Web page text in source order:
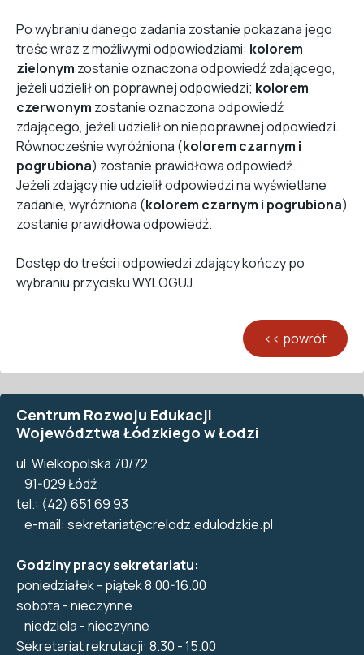
Po wybraniu danego zadania zostanie pokazana jego
treść wraz z możliwymi odpowiedziami: kolorem
zielonym zostanie oznaczona odpowiedź zdającego,
jeżeli udzielił on poprawnej odpowiedzi; kolorem
czerwonym zostanie oznaczona odpowiedź
zdającego, jeżeli udzielił on niepoprawnej odpowiedzi.
Równocześnie wyróżniona (kolorem czarnym i
pogrubiona) zostanie prawidłowa odpowiedź.
Jeżeli zdający nie udzielił odpowiedzi na wyświetlane
zadanie, wyróżniona (kolorem czarnym i pogrubiona)
zostanie prawidłowa odpowiedź.
Dostęp do treści i odpowiedzi zdający kończy po
wybraniu przycisku WYLOGUJ.
Centrum Rozwoju Edukacji
Województwa Łódzkiego w Łodzi
ul. Wielkopolska 70/72
91-029 Łódź
tel.: (42) 651 69 93
e-mail: sekretariat@crelodz.edulodzkie.pl
Godziny pracy sekretariatu:
poniedziałek - piątek 8.00-16.00
sobota - nieczynne
niedziela - nieczynne
Sekretariat rekrutacji: 8.30 - 15.00